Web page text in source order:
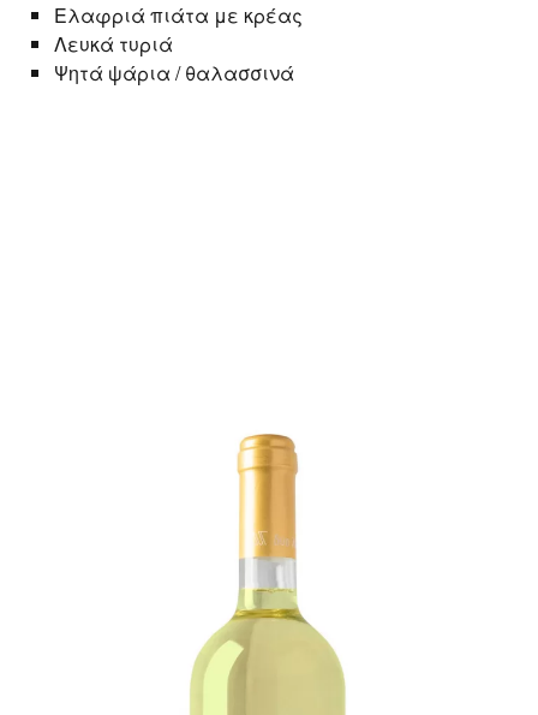
Ελαφριά πιάτα με κρέας
Λευκά τυριά
Ψητά ψάρια / θαλασσινά